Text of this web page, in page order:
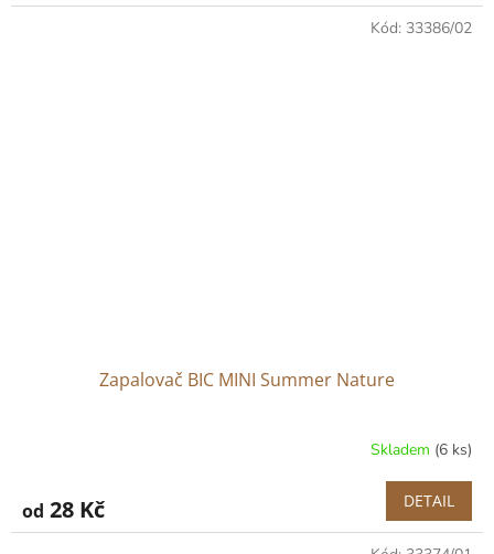
Zapalovač BIC MINI Summer Nature
Skladem (6 ks)
od 28 Kč DETAIL
Kód: 33386/02